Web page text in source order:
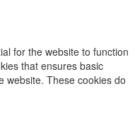
for the website to function
that ensures basic
website. These cookies do